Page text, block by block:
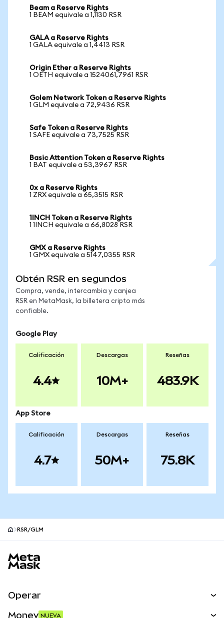
Beam a Reserve Rights
1 BEAM equivale a 1,1130 RSR
GALA a Reserve Rights
1 GALA equivale a 1,4413 RSR
Origin Ether a Reserve Rights
1 OETH equivale a 1524061,7961 RSR
Golem Network Token a Reserve Rights
1 GLM equivale a 72,9436 RSR
Safe Token a Reserve Rights
1 SAFE equivale a 73,7525 RSR
Basic Attention Token a Reserve Rights
1 BAT equivale a 53,3967 RSR
0x a Reserve Rights
1 ZRX equivale a 65,3515 RSR
1INCH Token a Reserve Rights
1 1INCH equivale a 66,8028 RSR
GMX a Reserve Rights
1 GMX equivale a 5147,0355 RSR
Obtén RSR en segundos
Compra, vende, intercambia y canjea
RSR en MetaMask, la billetera cripto más
confiable.
Google Play
Calificación
4.4
Descargas
10M+
Reseñas
483.9K
App Store
Calificación
4.7
Descargas
50M+
Reseñas
75.8K
RSR/GLM
Operar
Money NUEVA